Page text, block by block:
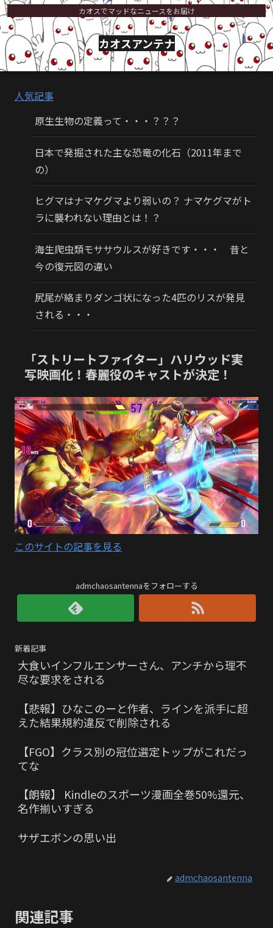
カオスでマッドなニュースをお届け
カオスアンテナ
人気記事
原生生物の定義って・・・？？？
日本で発掘された主な恐竜の化石（2011年まで
の）
ヒグマはナマケグマより弱いの？ ナマケグマがト
ラに襲われない理由とは！？
海生爬虫類モササウルスが好きです・・・ 昔と
今の復元図の違い
尻尾が絡まりダンゴ状になった4匹のリスが発見
される・・・
「ストリートファイター」ハリウッド実
写映画化！春麗役のキャストが決定！
このサイトの記事を見る
admchaosantennaをフォローする
新着記事
大食いインフルエンサーさん、アンチから理不
尽な要求をされる
【悲報】ひなこのーと作者、ラインを派手に超
えた結果規約違反で削除される
【FGO】クラス別の冠位選定トップがこれだっ
てな
【朗報】 Kindleのスポーツ漫画全巻50%還元、
名作揃いすぎる
サザエボンの思い出
admchaosantenna
関連記事